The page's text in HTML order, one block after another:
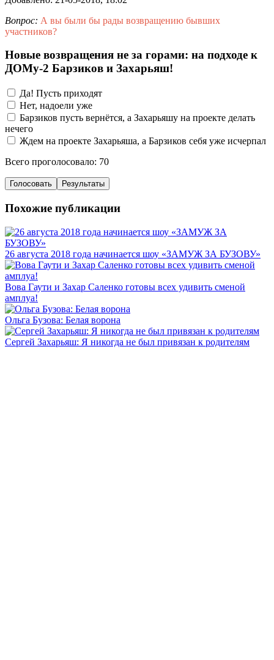
Вопрос: А вы были бы рады возвращению бывших
участников?
Новые возвращения не за горами: на подходе к
ДОМу-2 Барзиков и Захарьяш!
Да! Пусть приходят
Нет, надоели уже
Барзиков пусть вернётся, а Захарьяшу на проекте делать
нечего
Ждем на проекте Захарьяша, а Барзиков себя уже исчерпал
Всего проголосовало: 70
Голосовать Результаты
Похожие публикации
26 августа 2018 года начинается шоу «ЗАМУЖ ЗА БУЗОВУ»
Вова Гаути и Захар Саленко готовы всех удивить сменой
амплуа!
Ольга Бузова: Белая ворона
Сергей Захарьяш: Я никогда не был привязан к родителям